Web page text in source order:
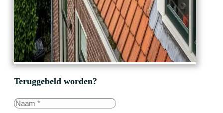
Teruggebeld worden?